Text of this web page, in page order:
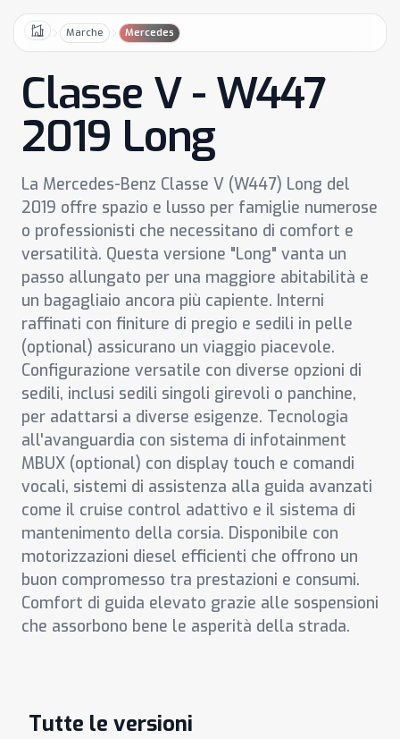
HomeMarche Mercedes
Classe V - W447
2019 Long
La Mercedes-Benz Classe V (W447) Long del
2019 offre spazio e lusso per famiglie numerose
o professionisti che necessitano di comfort e
versatilità. Questa versione "Long" vanta un
passo allungato per una maggiore abitabilità e
un bagagliaio ancora più capiente. Interni
raffinati con finiture di pregio e sedili in pelle
(optional) assicurano un viaggio piacevole.
Configurazione versatile con diverse opzioni di
sedili, inclusi sedili singoli girevoli o panchine,
per adattarsi a diverse esigenze. Tecnologia
all'avanguardia con sistema di infotainment
MBUX (optional) con display touch e comandi
vocali, sistemi di assistenza alla guida avanzati
come il cruise control adattivo e il sistema di
mantenimento della corsia. Disponibile con
motorizzazioni diesel efficienti che offrono un
buon compromesso tra prestazioni e consumi.
Comfort di guida elevato grazie alle sospensioni
che assorbono bene le asperità della strada.
Tutte le versioni